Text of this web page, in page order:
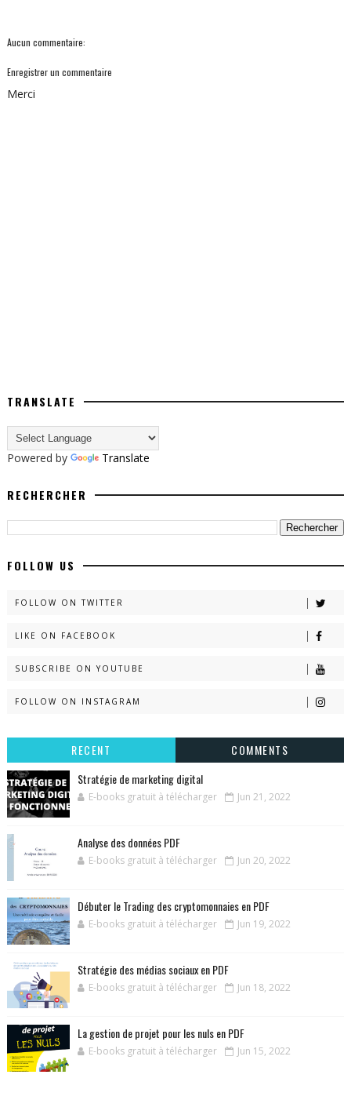
Aucun commentaire:
Enregistrer un commentaire
Merci
TRANSLATE
Powered by Translate
RECHERCHER
FOLLOW US
FOLLOW ON TWITTER
LIKE ON FACEBOOK
SUBSCRIBE ON YOUTUBE
FOLLOW ON INSTAGRAM
RECENT
COMMENTS
Stratégie de marketing digital
E-books gratuit à télécharger Jun 21, 2022
Analyse des données PDF
E-books gratuit à télécharger Jun 20, 2022
Débuter le Trading des cryptomonnaies en PDF
E-books gratuit à télécharger Jun 19, 2022
Stratégie des médias sociaux en PDF
E-books gratuit à télécharger Jun 18, 2022
La gestion de projet pour les nuls en PDF
E-books gratuit à télécharger Jun 15, 2022